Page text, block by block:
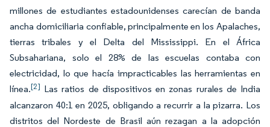
millones de estudiantes estadounidenses carecían de banda
ancha domiciliaria confiable, principalmente en los Apalaches,
tierras tribales y el Delta del Mississippi. En el África
Subsahariana, solo el 28% de las escuelas contaba con
electricidad, lo que hacía impracticables las herramientas en
línea.[2] Las ratios de dispositivos en zonas rurales de India
alcanzaron 40:1 en 2025, obligando a recurrir a la pizarra. Los
distritos del Nordeste de Brasil aún rezagan a la adopción